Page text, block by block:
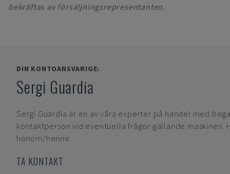
bekräftas av försäljningsrepresentanten.
DIN KONTOANSVARIGE:
Sergi Guardia
Sergi Guardia är en av våra experter på handel med
kontaktperson vid eventuella frågor gällande maskinen.
honom/henne.
TA KONTAKT